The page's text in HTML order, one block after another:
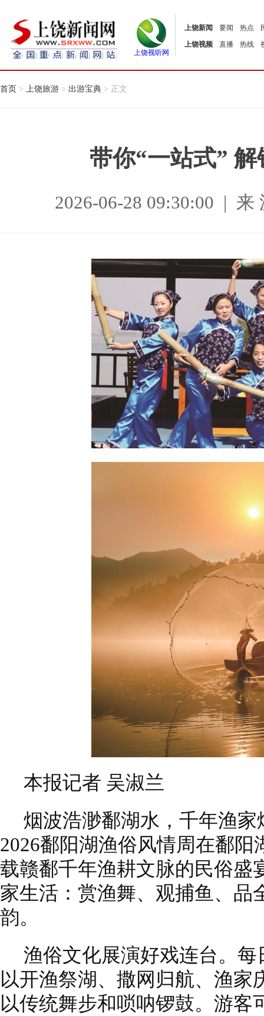
上饶视听网
上饶新闻 要闻 热点
上饶视频
直播 热线
首页 > 上饶旅游 > 出游宝典 > 正文
带你“一站式”
2026-06-28 09:30:00 |
本报记者 吴淑兰
烟波浩渺鄱湖水，千年渔
2026鄱阳湖渔俗风情周在鄱
载赣鄱千年渔耕文脉的民俗盛
家生活：赏渔舞、观捕鱼、品
韵。
渔俗文化展演好戏连台。
以开渔祭湖、撒网归航、渔
以传统舞步和唢呐锣鼓。游